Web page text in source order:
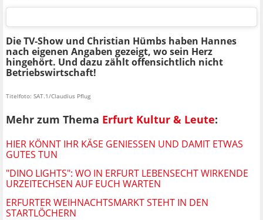
Die TV-Show und Christian Hümbs haben Hannes
nach eigenen Angaben gezeigt, wo sein Herz
hingehört. Und dazu zählt offensichtlich nicht
Betriebswirtschaft!
Titelfoto: SAT.1/Claudius Pflug
Mehr zum Thema Erfurt Kultur & Leute:
HIER KÖNNT IHR KÄSE GENIESSEN UND DAMIT ETWAS G
UTES TUN
"DINO LIGHTS": WO IN ERFURT LEBENSECHT WIRKENDE
URZEITECHSEN AUF EUCH WARTEN
ERFURTER WEIHNACHTSMARKT STEHT IN DEN
STARTLÖCHERN